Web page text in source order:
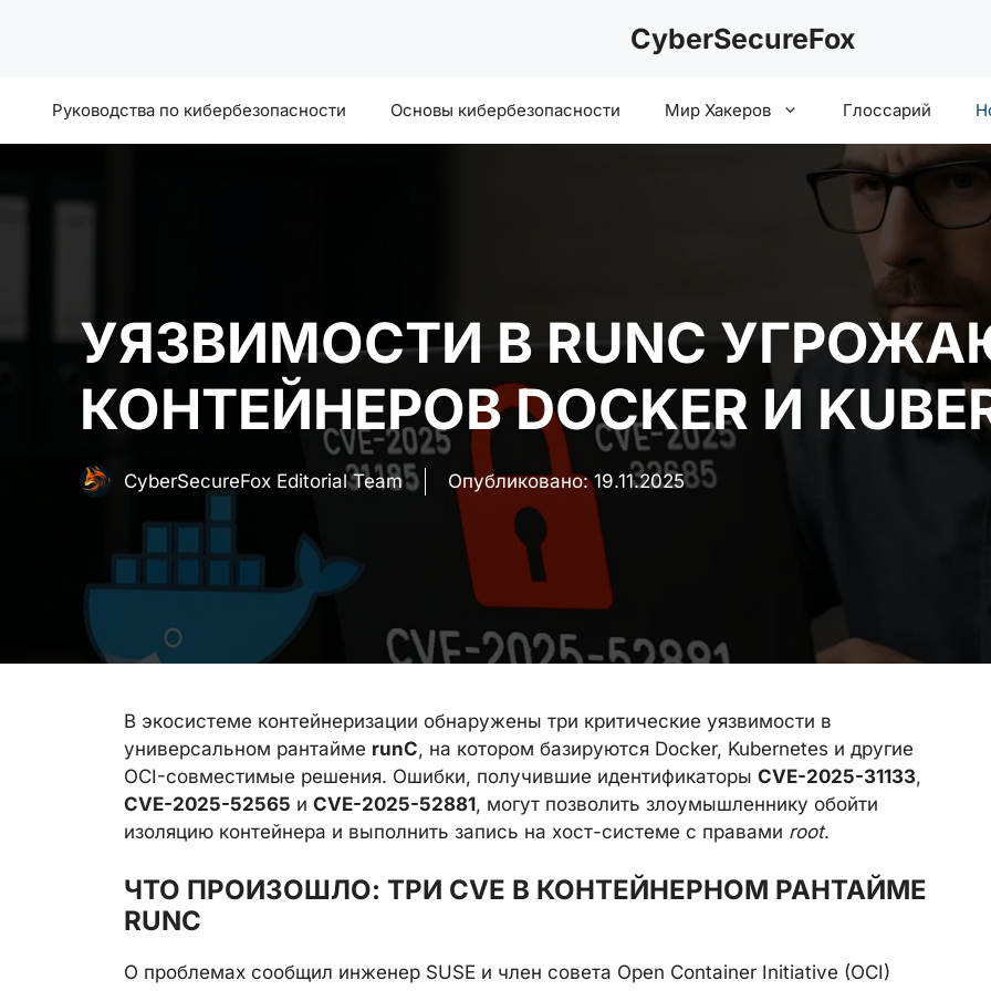
CyberSecureFox
Руководства по кибербезопасности Основы кибербезопасности Мир Хакеров Глоссарий
УЯЗВИМОСТИ В RUNC
КОНТЕЙНЕРОВ DOCKER И
CyberSecureFox Editorial Team Опубликовано:19.11.2025
В экосистеме контейнеризации обнаружены три критические уязвимости в
универсальном рантайме runC, на котором базируются Docker, Kubernetes и другие
OCI-совместимые решения. Ошибки, получившие идентификаторы CVE-2025-31133,
CVE-2025-52565 и CVE-2025-52881, могут позволить злоумышленнику обойти
изоляцию контейнера и выполнить запись на хост-системе с правами root.
ЧТО ПРОИЗОШЛО: ТРИ CVE В КОНТЕЙНЕРНОМ РАНТАЙМЕ
RUNC
О проблемах сообщил инженер SUSE и член совета Open Container Initiative (OCI)